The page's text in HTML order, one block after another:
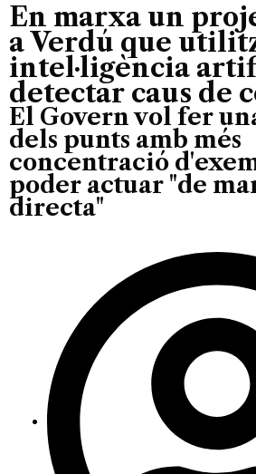
En marxa un
a Verdú que
intel·ligència
detectar caus de
El Govern vol fer
dels punts amb més
concentració
poder actuar "de
directa"